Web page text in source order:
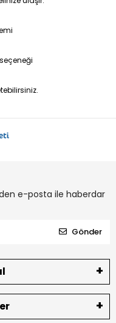
e-posta ile haberdar
Gönder